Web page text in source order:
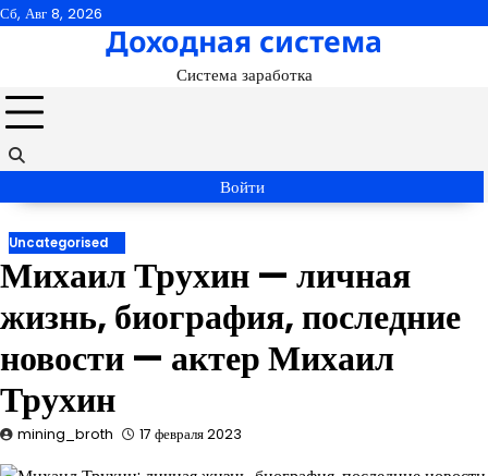
Перейти
Сб, Авг 8, 2026
Доходная система
Система заработка
Войти
Uncategorised
Михаил Трухин — личная
жизнь, биография, последние
новости — актер Михаил
Трухин
mining_broth 17 февраля 2023